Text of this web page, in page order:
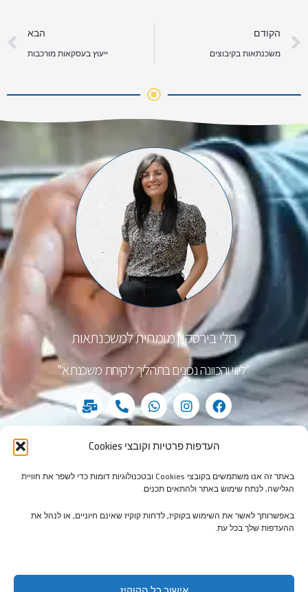
העדפות פרטיות וקובצי Cookies
באתר זה אנו משתמשים בקובצי Cookies ובטכנולוגיות דומות כדי לשפר את חוויית
הגלישה, לנתח שימוש באתר ולהתאים תכנים.
באפשרותך לאשר את השימוש בקוקיז, לדחות קוקיז שאינם חיוניים, או לנהל את
ההעדפות שלך בכל עת.
קודם
הקודם
משכנתאות בקיבוצים
הבא
ייעוץ בעסקאות מורכבות
חלי בירסקי | מומחית למשכנתאות
"ליווי והכוונה נכונים בתהליך לקיחת משכנתא"
F
a
c
e
b
o
k
I
n
s
t
a
r
a
W
h
a
t
s
p
p
P
h
o
n
e
a
M
a
i
l
-
u